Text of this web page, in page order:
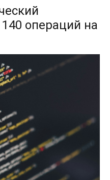
операций на